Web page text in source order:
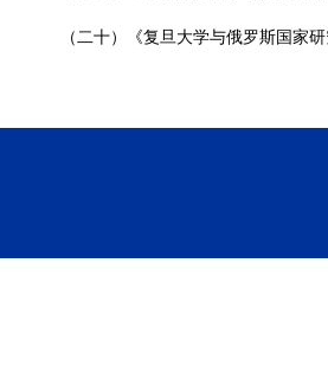
（二十）《复旦大学与俄罗斯国家